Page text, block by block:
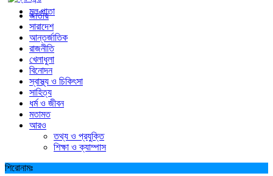
মুল পাতা
জাতীয়
সারাদেশ
আন্তর্জাতিক
রাজনীতি
খেলাধুলা
বিনোদন
স্বাস্থ্য ও চিকিৎসা
সাহিত্য
ধর্ম ও জীবন
মতামত
আরও
তথ্য ও প্রযুক্তি
শিক্ষা ও ক্যাম্পাস
শিরোনামঃ